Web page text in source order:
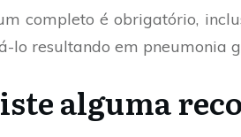
completo é obrigatório,
lo resultando em pneumonia
alguma